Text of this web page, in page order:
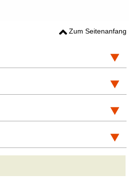
Zum Seitenanfang